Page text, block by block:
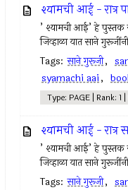
श्यामची आई - रात्र
’ श्यामची आई’ हे
जिव्हाळा यात साने
Tags: साने गुरूजी,
syamachi aai,
Type: PAGE | Rank: 1
श्यामची आई - रात्र
’ श्यामची आई’ हे
जिव्हाळा यात साने
Tags: साने गुरूजी,